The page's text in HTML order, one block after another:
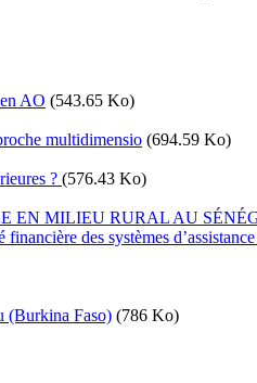
AO (543.65 Ko)
multidimensio (694.59 Ko)
? (576.43 Ko)
EN MILIEU RURAL AU
des systèmes
(Burkina Faso) (786 Ko)